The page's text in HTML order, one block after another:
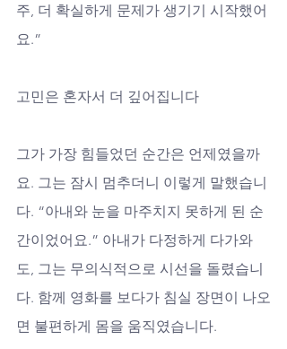
주, 더 확실하게 문제가 생기기 시작했어
요.”
고민은 혼자서 더 깊어집니다
그가 가장 힘들었던 순간은 언제였을까
요. 그는 잠시 멈추더니 이렇게 말했습니
다. “아내와 눈을 마주치지 못하게 된 순
간이었어요.” 아내가 다정하게 다가와
도, 그는 무의식적으로 시선을 돌렸습니
다. 함께 영화를 보다가 침실 장면이 나오
면 불편하게 몸을 움직였습니다.